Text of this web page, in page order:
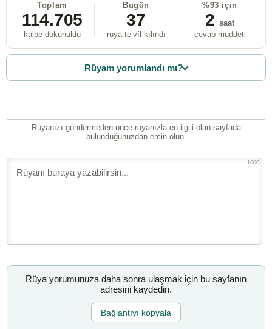
Toplam
114.705
kalbe dokunuldu
Bugün
37
rüya te’vîl kılındı
%93 için
2 saat
cevab müddeti
Rüyam yorumlandı mı?
Rüyanızı göndermeden önce rüyanızla en ilgili olan sayfada
bulunduğunuzdan emin olun.
1000
Rüya yorumunuza daha sonra ulaşmak için bu sayfanın
adresini kaydedin.
Bağlantıyı kopyala